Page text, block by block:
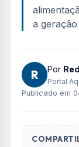
FOTO: